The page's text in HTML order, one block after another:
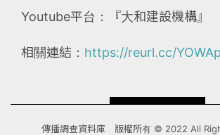
Youtube平台：『大和建設機構』
相關連結： https://reurl.cc/
傳播調查資料庫 版權所有 © 2022 All